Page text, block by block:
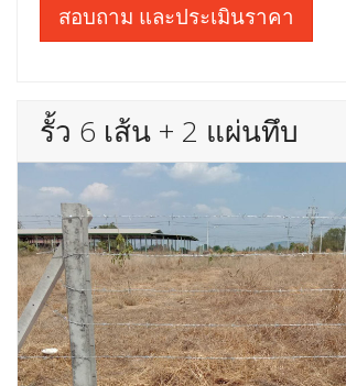
สอบถาม และประเมินราคา
รั้ว 6 เส้น + 2 แผ่นทึบ